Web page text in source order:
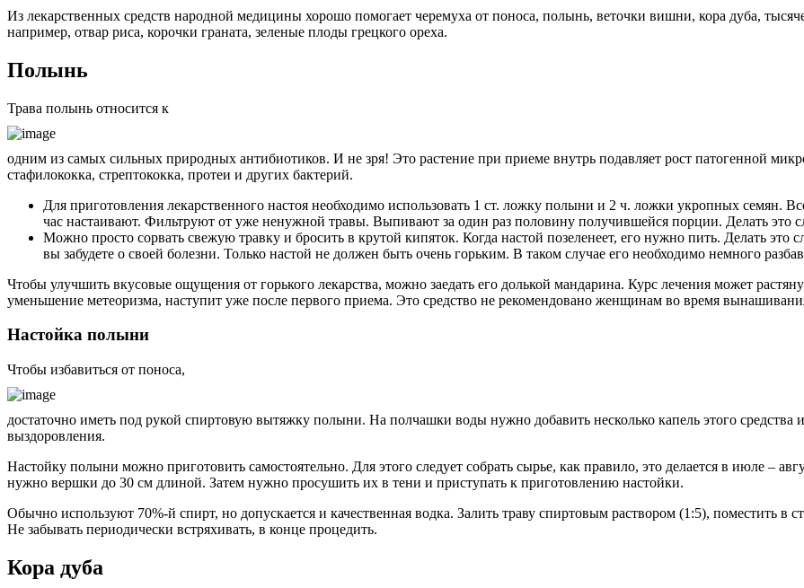
Из лекарственных средств народной медицины хорошо помогает черемуха от поноса, полынь, веточки вишни, кора дуба,
например, отвар риса, корочки граната, зеленые плоды грецкого ореха.
Полынь
Трава полынь относится к
одним из самых сильных природных антибиотиков. И не зря! Это растение при приеме внутрь подавляет рост патогенной
стафилококка, стрептококка, протеи и других бактерий.
Для приготовления лекарственного настоя необходимо использовать 1 ст. ложку полыни и 2 ч. ложки укропных
час настаивают. Фильтруют от уже ненужной травы. Выпивают за один раз половину получившейся порции. Делать это
Можно просто сорвать свежую травку и бросить в крутой кипяток. Когда настой позеленеет, его нужно пить. Делать
вы забудете о своей болезни. Только настой не должен быть очень горьким. В таком случае его необходимо немного
Чтобы улучшить вкусовые ощущения от горького лекарства, можно заедать его долькой мандарина. Курс лечения может
уменьшение метеоризма, наступит уже после первого приема. Это средство не рекомендовано женщинам во время
Настойка полыни
Чтобы избавиться от поноса,
достаточно иметь под рукой спиртовую вытяжку полыни. На полчашки воды нужно добавить несколько капель этого
выздоровления.
Настойку полыни можно приготовить самостоятельно. Для этого следует собрать сырье, как правило, это делается в июле –
нужно вершки до 30 см длиной. Затем нужно просушить их в тени и приступать к приготовлению настойки.
Обычно используют 70%-й спирт, но допускается и качественная водка. Залить траву спиртовым раствором (1:5), поместить в
Не забывать периодически встряхивать, в конце процедить.
Кора дуба